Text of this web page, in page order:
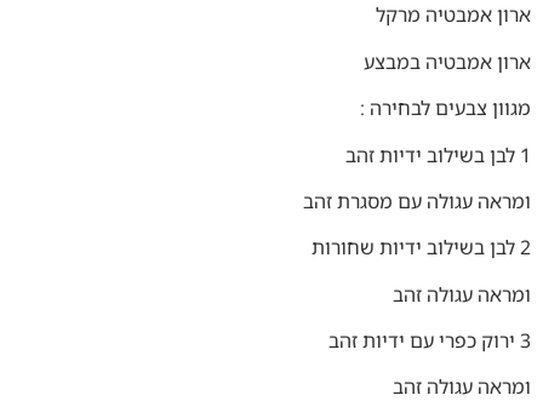
ארון אמבטיה מרקל
ארון אמבטיה במבצע
מגוון צבעים לבחירה :
1 לבן בשילוב ידיות זהב
ומראה עגולה עם מסגרת זהב
2 לבן בשילוב ידיות שחורות
ומראה עגולה זהב
3 ירוק כפרי עם ידיות זהב
ומראה עגולה זהב